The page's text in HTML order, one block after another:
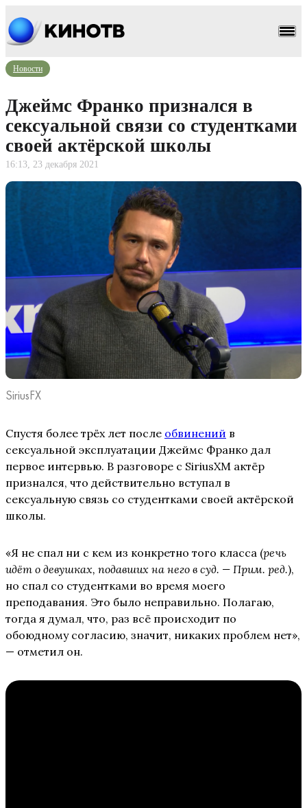
Новости
Джеймс Франко признался в
сексуальной связи со студентками
своей актёрской школы
16:13, 23 декабря 2021
SiriusFX
Спустя более трёх лет после обвинений в
сексуальной эксплуатации Джеймс Франко дал
первое интервью. В разговоре с SiriusXM актёр
признался, что действительно вступал в
сексуальную связь со студентками своей актёрской
школы.
«Я не спал ни с кем из конкретно того класса (речь
идёт о девушках, подавших на него в суд. — Прим. ред.),
но спал со студентками во время моего
преподавания. Это было неправильно. Полагаю,
тогда я думал, что, раз всё происходит по
обоюдному согласию, значит, никаких проблем нет»,
— отметил он.